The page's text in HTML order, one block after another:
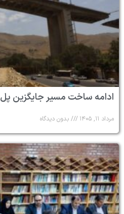
ادامه ساخت مسیر جایگزین پل b۱
مرداد ۱۱, ۱۴۰۵ بدون دیدگاه